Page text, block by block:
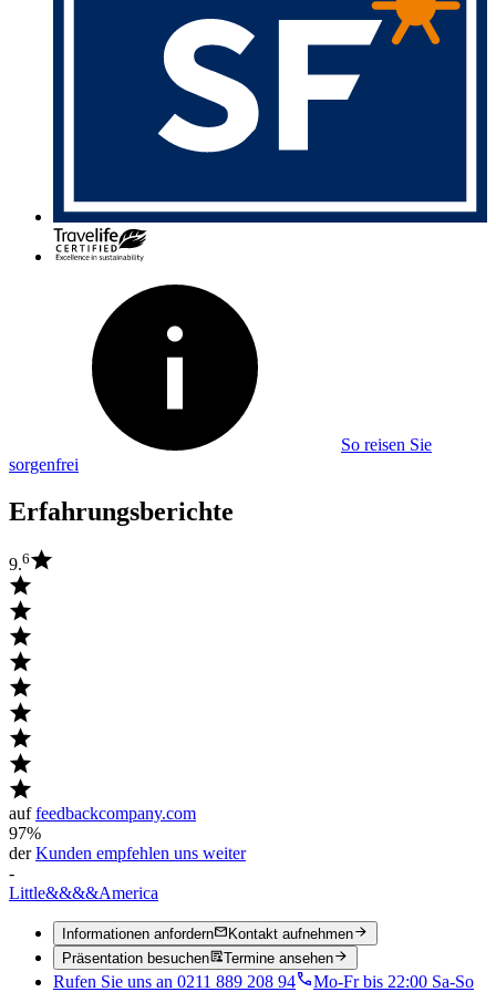
So reisen Sie
sorgenfrei
Erfahrungsberichte
9.6
auffeedbackcompany.com
97%
derKunden empfehlen uns weiter
-
Little&&&&America
Informationen anfordern
Kontakt aufnehmen
Präsentation besuchen
Termine ansehen
Rufen Sie uns an 0211 889 208 94
Mo-Fr bis 22:00 Sa-So